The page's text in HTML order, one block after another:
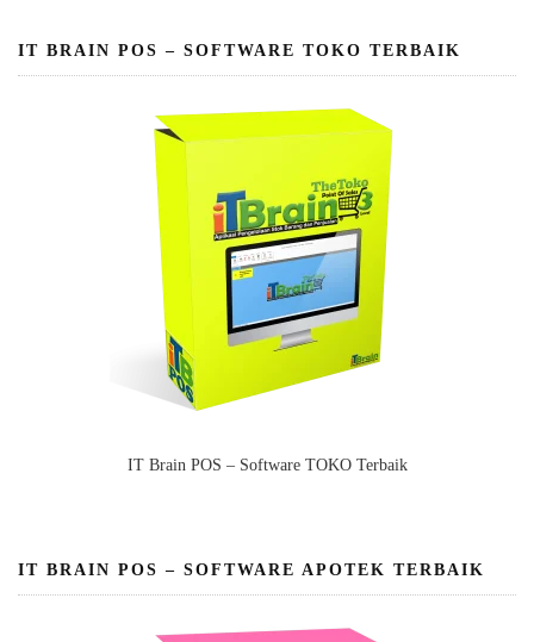
IT BRAIN POS – SOFTWARE TOKO TERBAIK
IT Brain POS – Software TOKO Terbaik
IT BRAIN POS – SOFTWARE APOTEK TERBAIK